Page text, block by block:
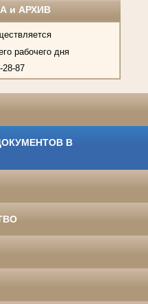
и АРХИВ
рабочего дня
28-87
В